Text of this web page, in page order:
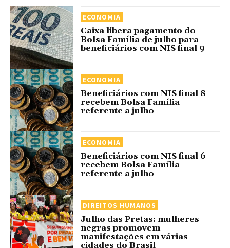
ECONOMIA
Caixa libera pagamento do
Bolsa Família de julho para
beneficiários com NIS final 9
ECONOMIA
Beneficiários com NIS final 8
recebem Bolsa Família
referente a julho
ECONOMIA
Beneficiários com NIS final 6
recebem Bolsa Família
referente a julho
DIREITOS HUMANOS
Julho das Pretas: mulheres
negras promovem
manifestações em várias
cidades do Brasil